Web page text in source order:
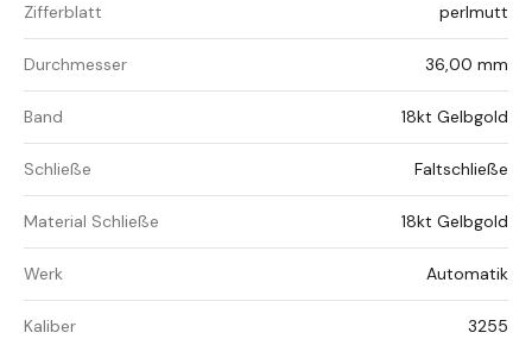
Zifferblatt perlmutt
Durchmesser 36,00 mm
Band 18kt Gelbgold
Schließe Faltschließe
Material Schließe 18kt Gelbgold
Werk Automatik
Kaliber 3255